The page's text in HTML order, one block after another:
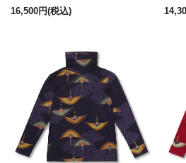
16,500円(税込)